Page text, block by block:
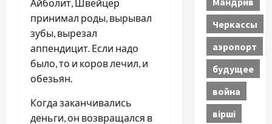
Айболит, Швейцер
принимал роды, вырывал
зубы, вырезал
аппендицит. Если надо
было, то и коров лечил, и
обезьян.
Когда заканчивались
деньги, он возвращался в
Черкассы
аэропорт
будущее
война
вірші